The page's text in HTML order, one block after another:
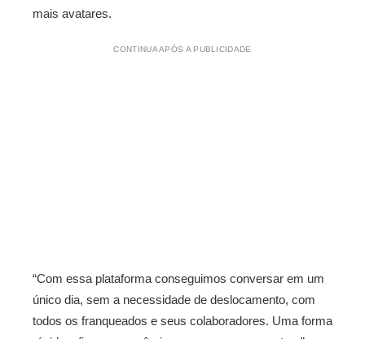
mais avatares.
CONTINUA APÓS A PUBLICIDADE
“Com essa plataforma conseguimos conversar em um
único dia, sem a necessidade de deslocamento, com
todos os franqueados e seus colaboradores. Uma forma